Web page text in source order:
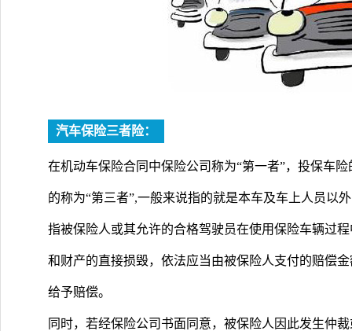
汽车保险三者险：
在机动车保险合同中保险公司称为“第一者”，投保车
的称为“第三者”,一般来说指的就是本车及车上人员以
指被保险人或其允许的合格驾驶员在使用保险车辆过
和财产的直接损毁，依法应当由被保险人支付的赔偿
给予赔偿。
同时，若经保险公司书面同意，被保险人因此发生仲